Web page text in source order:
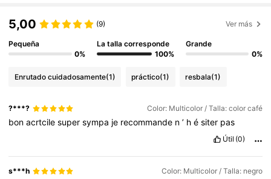
5,00 (9) Ver más
Pequeña
0%
La talla corresponde
100%
Grande
0%
Enrutado cuidadosamente(1) práctico(1) resbala(1)
?***? Color: Multicolor / Talla: color café
bonacrtcilesupersympa je recommande n’ hésiter pas
Útil (0)
s***h Color: Multicolor / Talla: negro